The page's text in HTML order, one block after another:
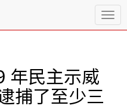
T
o
年民主示威
捕了至少三